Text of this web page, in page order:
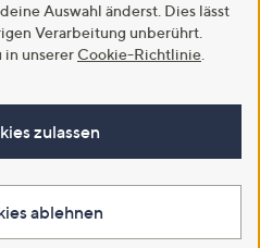
Auswahl änderst. Dies lässt
Verarbeitung unberührt.
in unserer Cookie-Richtlinie
zulassen
ablehnen